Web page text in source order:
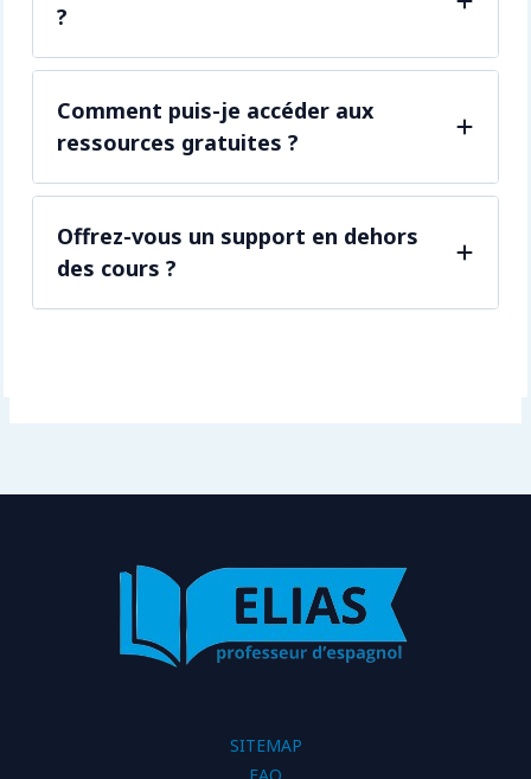
?
Comment puis-je accéder aux
ressources gratuites ?
Offrez-vous un support en dehors
des cours ?
SITEMAP